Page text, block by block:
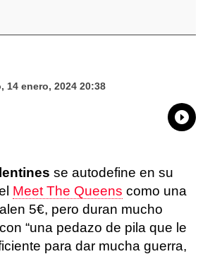
14 enero, 2024 20:38
se autodefine en su
Meet The Queens como una
5€, pero duran mucho
“una pedazo de pila que le
para dar mucha guerra,